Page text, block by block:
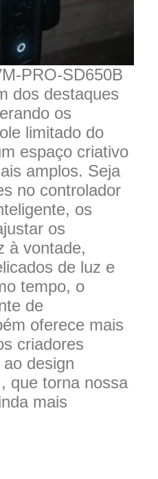
PRO-SD650B
dos destaques
os
limitado do
espaço criativo
amplos. Seja
no controlador
os
os
à vontade,
de luz e
tempo, o
de
oferece mais
criadores
design
que torna nossa
mais